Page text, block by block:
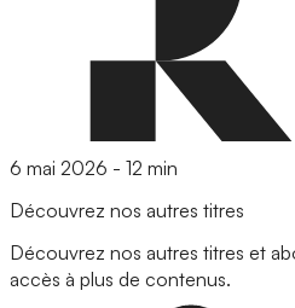
6 mai 2026 - 12 min
Découvrez nos autres titres
Découvrez nos autres titres et
accès à plus de contenus.